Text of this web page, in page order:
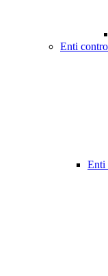
Enti
Enti